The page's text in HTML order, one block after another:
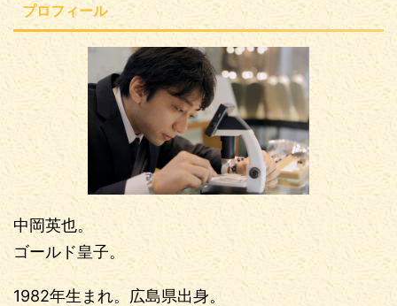
プロフィール
中岡英也。
ゴールド皇子。
1982年生まれ。広島県出身。